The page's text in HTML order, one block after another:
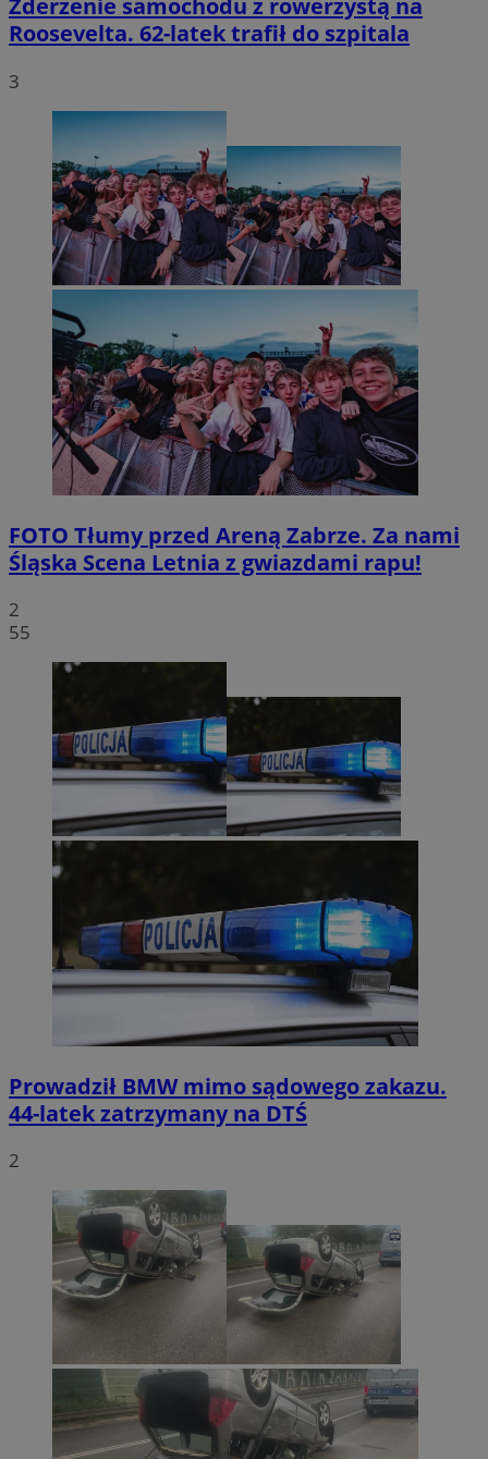
Zderzenie samochodu z rowerzystą na
Roosevelta. 62-latek trafił do szpitala
3
FOTO Tłumy przed Areną Zabrze. Za nami
Śląska Scena Letnia z gwiazdami rapu!
2
55
Prowadził BMW mimo sądowego zakazu.
44-latek zatrzymany na DTŚ
2